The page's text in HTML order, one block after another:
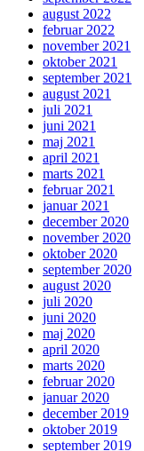
august 2022
februar 2022
november 2021
oktober 2021
september 2021
august 2021
juli 2021
juni 2021
maj 2021
april 2021
marts 2021
februar 2021
januar 2021
december 2020
november 2020
oktober 2020
september 2020
august 2020
juli 2020
juni 2020
maj 2020
april 2020
marts 2020
februar 2020
januar 2020
december 2019
oktober 2019
september 2019